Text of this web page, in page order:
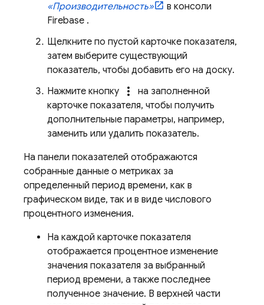
«Производительность»
в консоли
Firebase .
Щелкните по пустой карточке показателя,
затем выберите существующий
показатель, чтобы добавить его на доску.
Нажмите кнопку
more_vert
на заполненной
карточке показателя, чтобы получить
дополнительные параметры, например,
заменить или удалить показатель.
На панели показателей отображаются
собранные данные о метриках за
определенный период времени, как в
графическом виде, так и в виде числового
процентного изменения.
На каждой карточке показателя
отображается процентное изменение
значения показателя за выбранный
период времени, а также последнее
полученное значение. В верхней части